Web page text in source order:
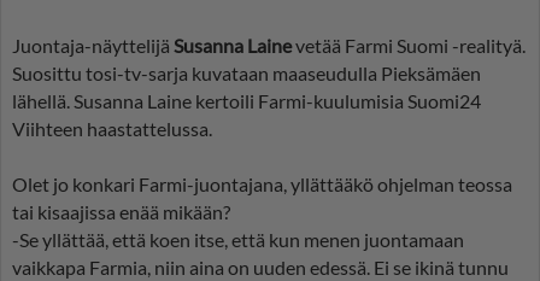
Juontaja-näyttelijä Susanna Lainevetää Farmi Suomi -realityä.
Suosittu tosi-tv-sarja kuvataan maaseudulla Pieksämäen
lähellä. Susanna Laine kertoili Farmi-kuulumisia Suomi24
Viihteen haastattelussa.
Olet jo konkari Farmi-juontajana, yllättääkö ohjelman teossa
tai kisaajissa enää mikään?
-Se yllättää, että koen itse, että kun menen juontamaan
vaikkapa Farmia, niin aina on uuden edessä. Ei se ikinä tunnu